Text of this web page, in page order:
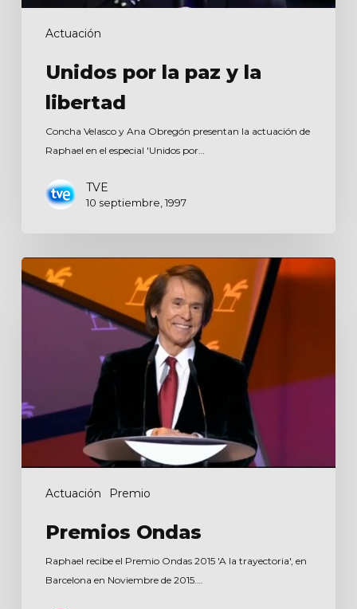
Actuación
Unidos por la paz y la
libertad
Concha Velasco y Ana Obregón presentan la actuación de
Raphael en el especial 'Unidos por…
TVE
10 septiembre, 1997
Actuación Premio
Premios
Ondas
Premios Ondas
Raphael recibe el Premio Ondas 2015 'A la trayectoria', en
Barcelona en Noviembre de 2015.…